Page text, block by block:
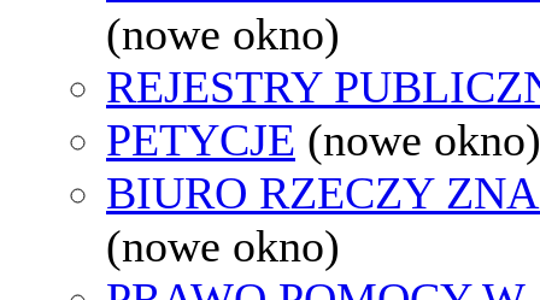
(nowe okno)
REJESTRY
PETYCJE (nowe okno)
BIURO RZECZY
(nowe okno)